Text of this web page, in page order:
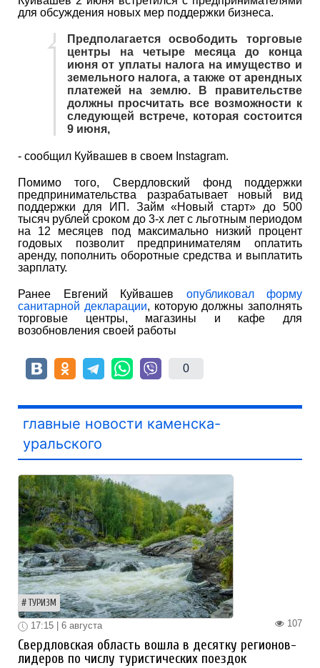
для обсуждения новых мер поддержки бизнеса.
Предполагается освободить торговые
центры на четыре месяца до конца
июня от уплаты налога на имущество и
земельного налога, а также от арендных
платежей на землю. В правительстве
должны просчитать все возможности к
следующей встрече, которая состоится
9 июня,
- сообщил Куйвашев в своем Instagram.
Помимо того, Свердловский фонд поддержки
предпринимательства разрабатывает новый вид
поддержки для ИП. Займ «Новый старт» до 500
тысяч рублей сроком до 3-х лет с льготным периодом
на 12 месяцев под максимально низкий процент
годовых позволит предпринимателям оплатить
аренду, пополнить оборотные средства и выплатить
зарплату.
Ранее Евгений Куйвашев опубликовал форму
санитарной декларации, которую должны заполнять
торговые центры, магазины и кафе для
возобновления своей работы
0
главные новости каменска-
уральского
ТУРИЗМ
107
17:15 | 6 августа
Свердловская область вошла в десятку регионов-
лидеров по числу туристических поездок